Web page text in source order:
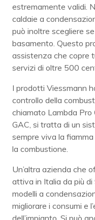
estremamente validi.
caldaie a
può inoltre scegliere
basamento. Questo
assistenza che copre
servizi di oltre 500
I prodotti Viessmann
controllo della
chiamato Lambda Pro
GAC, si tratta di un
sempre viva la
la combustione.
Un’altra azienda che
attiva in Italia da più di
modelli a
migliorare i consumi e
dell’impianto. Si può